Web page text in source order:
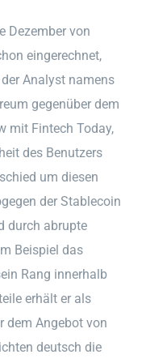
Dezember von
eingerechnet,
Analyst namens
gegenüber dem
mit Fintech Today,
des Benutzers
um diesen
der Stablecoin
durch abrupte
Beispiel das
Rang innerhalb
erhält er als
dem Angebot von
deutsch die